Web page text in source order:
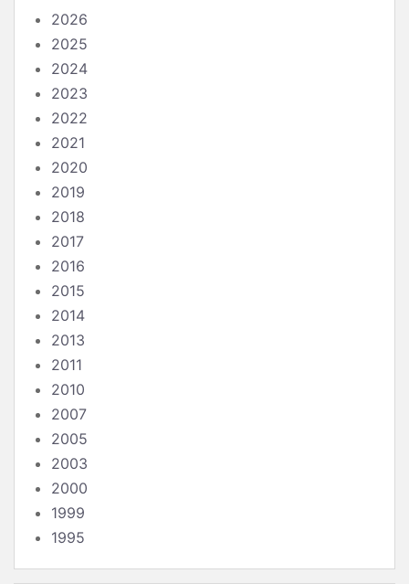
2026
2025
2024
2023
2022
2021
2020
2019
2018
2017
2016
2015
2014
2013
2011
2010
2007
2005
2003
2000
1999
1995